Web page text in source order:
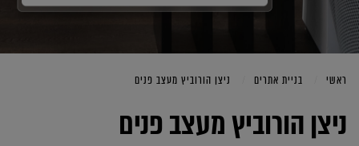
ראשי בניית אתרים ניצן הורוביץ מעצב פנים
ניצן הורוביץ מעצב פנים